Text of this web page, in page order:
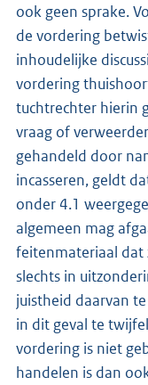
ook geen sprake.
de vordering
inhoudelijke
vordering
tuchtrechter hierin
vraag of
gehandeld door
incasseren, geldt
onder 4.1
algemeen mag
feitenmateriaal dat
slechts in
juistheid daarvan
in dit geval te
vordering is niet
handelen is dan